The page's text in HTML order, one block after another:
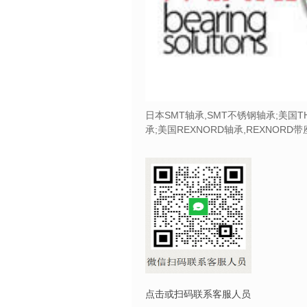
日本SMT轴承,SMT不锈钢轴承;美国
承;美国REXNORD轴承,REXNORD带
点击或扫码联系客服人员